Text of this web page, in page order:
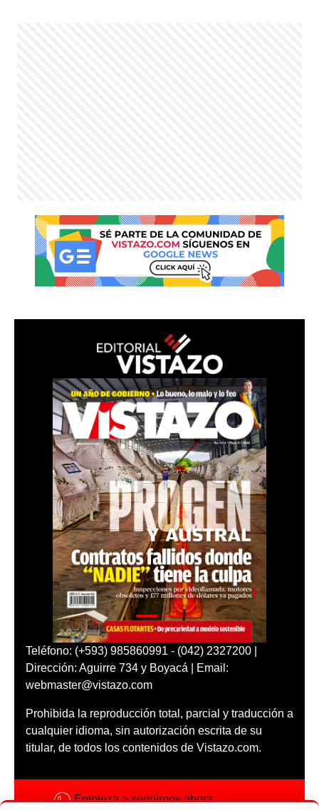
Teléfono: (+593) 985860991 - (042) 2327200 |
Dirección: Aguirre 734 y Boyacá | Email:
webmaster@vistazo.com
Prohibida la reproducción total, parcial y traducción a
cualquier idioma, sin autorización escrita de su
titular, de todos los contenidos de Vistazo.com.
Empieza a seguirnos ahora